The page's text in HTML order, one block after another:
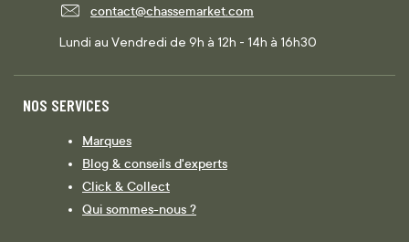
contact@chassemarket.com
Lundi au Vendredi de 9h à 12h - 14h à 16h30
NOS SERVICES
Marques
Blog & conseils d'experts
Click & Collect
Qui sommes-nous ?